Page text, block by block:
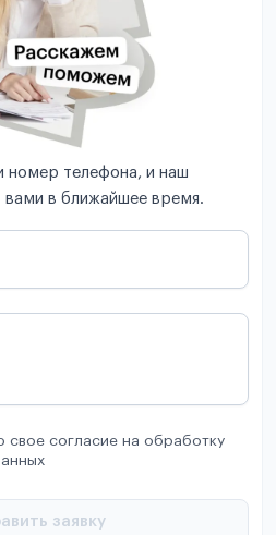
номер телефона, и наш
вами в ближайшее время.
согласие на обработку
заявку